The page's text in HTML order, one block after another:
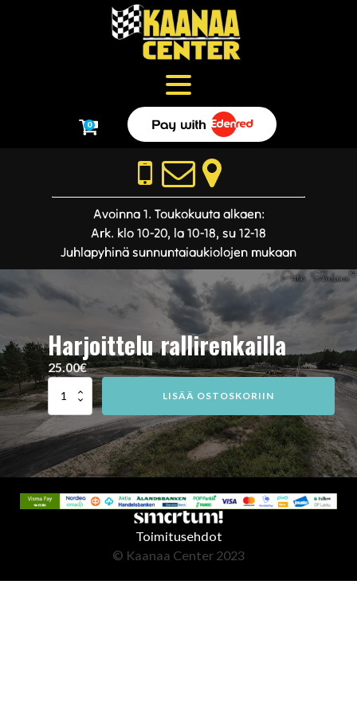
0
Avoinna 1. Toukokuuta alkaen:
Ark. klo 10-20, la 10-18, su 12-18
Juhlapyhinä sunnuntaiaukiolojen mukaan
Harjoittelu rallirenkailla
25.00€
Harjoittelu
rallirenkailla
määrä
LISÄÄ OSTOSKORIIN
Toimitusehdot
© Kaanaa Center 2023